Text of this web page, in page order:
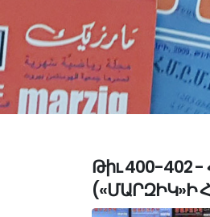
Թիւ 400-402
(«ՄԱՐԶԻԿ»Ի